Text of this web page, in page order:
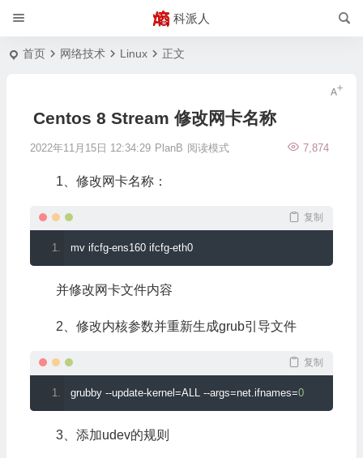
科派人
首页 网络技术 Linux 正文
Centos 8 Stream 修改网卡名称
2022年11月15日 12:34:29 PlanB 7,874
阅读模式
1、修改网卡名称：
复制
mv ifcfg-ens160 ifcfg-eth0
并修改网卡文件内容
2、修改内核参数并重新生成grub引导文件
复制
grubby --update-kernel =ALL --args=net.ifnames=0
3、添加udev的规则